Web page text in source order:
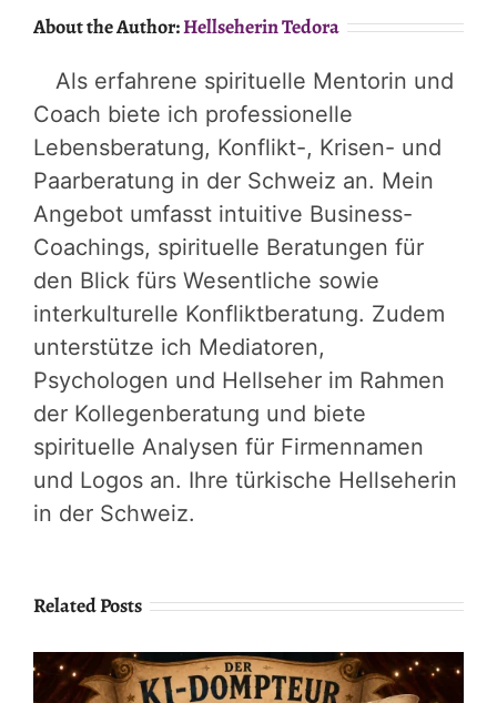
About the Author:Hellseherin Tedora
Als erfahrene spirituelle Mentorin und
Coach biete ich professionelle
Lebensberatung, Konflikt-, Krisen- und
Paarberatung in der Schweiz an. Mein
Angebot umfasst intuitive Business-
Coachings, spirituelle Beratungen für
den Blick fürs Wesentliche sowie
interkulturelle Konfliktberatung. Zudem
unterstütze ich Mediatoren,
Psychologen und Hellseher im Rahmen
der Kollegenberatung und biete
spirituelle Analysen für Firmennamen
und Logos an. Ihre türkische Hellseherin
in der Schweiz.
Related Posts